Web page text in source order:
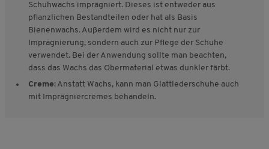
Schuhwachs imprägniert. Dieses ist entweder aus
pflanzlichen Bestandteilen oder hat als Basis
Bienenwachs. Außerdem wird es nicht nur zur
Imprägnierung, sondern auch zur Pflege der Schuhe
verwendet. Bei der Anwendung sollte man beachten,
dass das Wachs das Obermaterial etwas dunkler färbt.
Creme: Anstatt Wachs, kann man Glattlederschuhe auch
mit Imprägniercremes behandeln.